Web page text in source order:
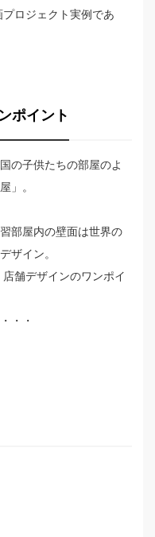
ロジェクト実例であ
ポイント
の子供たちの部屋のよ
」。
部屋内の壁面は世界の
ザイン。
舗デザインのワンポイ
・・